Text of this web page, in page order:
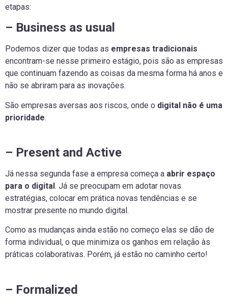
etapas:
– Business as usual
Podemos dizer que todas as empresas tradicionais
encontram-se nesse primeiro estágio, pois são as empresas
que continuam fazendo as coisas da mesma forma há anos e
não se abriram para as inovações.
São empresas aversas aos riscos, onde o digital não é uma
prioridade.
– Present and Active
Já nessa segunda fase a empresa começa a abrir espaço
para o digital. Já se preocupam em adotar novas
estratégias, colocar em prática novas tendências e se
mostrar presente no mundo digital.
Como as mudanças ainda estão no começo elas se dão de
forma individual, o que minimiza os ganhos em relação às
práticas colaborativas. Porém, já estão no caminho certo!
– Formalized